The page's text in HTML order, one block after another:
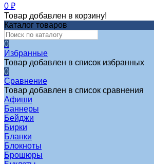
0 ₽
Товар добавлен в корзину!
Каталог товаров
0
Избранные
Товар добавлен в список избранных
0
Сравнение
Товар добавлен в список сравнения
Афиши
Баннеры
Бейджи
Бирки
Бланки
Блокноты
Брошюры